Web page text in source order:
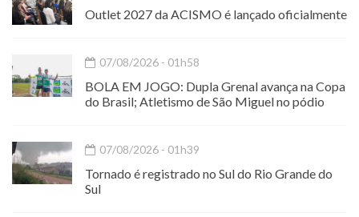
Outlet 2027 da ACISMO é lançado oficialmente
07/08/2026 - 01h58
BOLA EM JOGO: Dupla Grenal avança na Copa
do Brasil; Atletismo de São Miguel no pódio
07/08/2026 - 01h39
Tornado é registrado no Sul do Rio Grande do
Sul